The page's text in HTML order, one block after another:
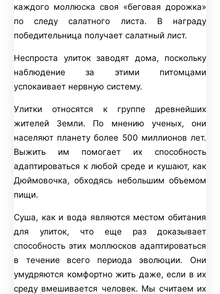
каждого моллюска своя «беговая дорожка»
по следу салатного листа. В награду
победительница получает салатный лист.
Неспроста улиток заводят дома, поскольку
наблюдение за этими питомцами
успокаивает нервную систему.
Улитки относятся к группе древнейших
жителей Земли. По мнению ученых, они
населяют планету более 500 миллионов лет.
Выжить им помогает их способность
адаптироваться к любой среде и кушают, как
Дюймовочка, обходясь небольшим объемом
пищи.
Суша, как и вода являются местом обитания
для улиток, что еще раз доказывает
способность этих моллюсков адаптироваться
в течение всего периода эволюции. Они
умудряются комфортно жить даже, если в их
среду вмешивается человек. Мы считаем их